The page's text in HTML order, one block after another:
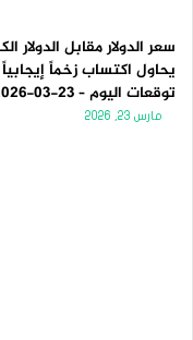
سعر الدولار مقابل الدولار
يحاول اكتساب زخماً
توقعات اليوم – 23-03-2026
مارس 23, 2026